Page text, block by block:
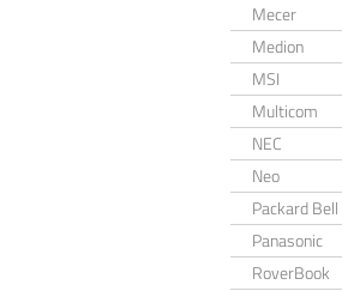
Mecer
Medion
MSI
Multicom
NEC
Neo
Packard Bell
Panasonic
RoverBook